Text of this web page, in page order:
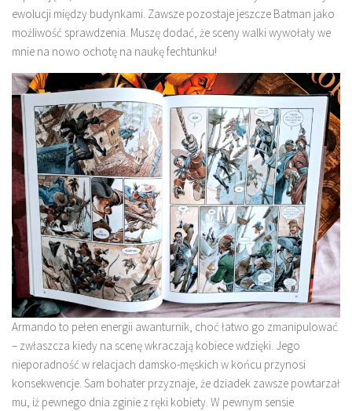
ewolucji między budynkami. Zawsze pozostaje jeszcze Batman jako
możliwość sprawdzenia. Muszę dodać, że sceny walki wywołały we
mnie na nowo ochotę na naukę fechtunku!
Armando to pełen energii awanturnik, choć łatwo go zmanipulować
– zwłaszcza kiedy na scenę wkraczają kobiece wdzięki. Jego
nieporadność w relacjach damsko-męskich w końcu przynosi
konsekwencje. Sam bohater przyznaje, że dziadek zawsze powtarzał
mu, iż pewnego dnia zginie z ręki kobiety. W pewnym sensie